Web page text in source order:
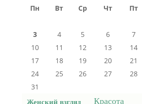
Пн
Вт Ср Чт Пт
3
4 5 6 7
10
11 12 13 14
17
18 19 20 21
24
25 26 27 28
31
Женский взгляд Красота